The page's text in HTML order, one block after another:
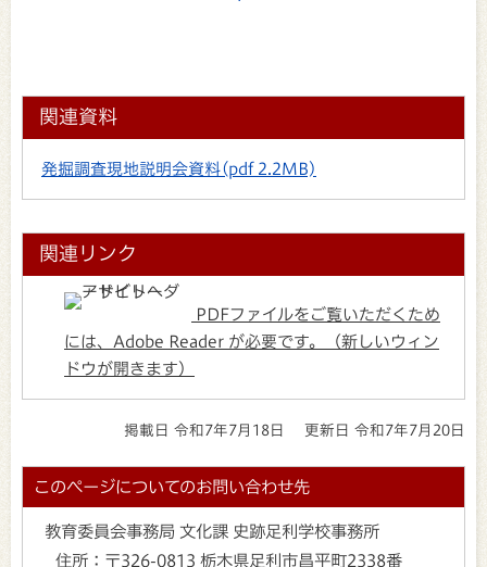
関連資料
発掘調査現地説明会資料(pdf 2.2MB)
関連リンク
PDFファイルをご覧いただくため
には、Adobe Reader が必要です。（新しいウィン
ドウが開きます）
掲載日 令和7年7月18日 更新日 令和7年7月20日
このページについてのお問い合わせ先
教育委員会事務局 文化課 史跡足利学校事務所
住所： 〒326-0813 栃木県足利市昌平町2338番